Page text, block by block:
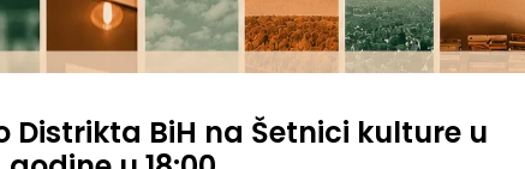
Distrikta BiH na Šetnici kulture u